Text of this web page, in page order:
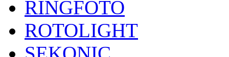
RINGFOTO
ROTOLIGHT